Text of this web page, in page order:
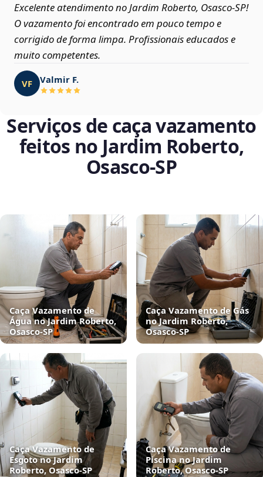
Excelente atendimento no Jardim Roberto, Osasco‑SP!
O vazamento foi encontrado em pouco tempo e
corrigido de forma limpa. Profissionais educados e
muito competentes.
VF Valmir F.
Serviços de caça vazamento
feitos no Jardim Roberto,
Osasco‑SP
Caça Vazamento de
Água no Jardim Roberto,
Osasco‑SP
Caça Vazamento de Gás
no Jardim Roberto,
Osasco‑SP
Caça Vazamento de
Esgoto no Jardim
Roberto, Osasco‑SP
Caça Vazamento de
Piscina no Jardim
Roberto, Osasco‑SP